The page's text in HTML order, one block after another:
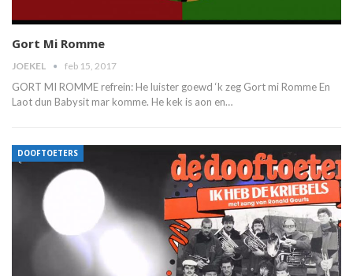
Gort Mi Romme
JOEKEL feb 15, 2017
GORT MI ROMME refrein: He luister goewd ‘k zeg Gort mi Romme En
Laot dun Babysit mar komme. He kek is aon en…
DOOFTOETERS